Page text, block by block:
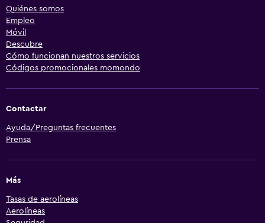
Quiénes somos
Empleo
Móvil
Descubre
Cómo funcionan nuestros servicios
Códigos promocionales momondo
Contactar
Ayuda/Preguntas frecuentes
Prensa
Más
Tasas de aerolíneas
Aerolíneas